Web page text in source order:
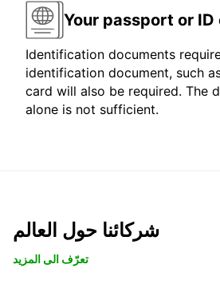
Your passport or ID
Identification documents
identification document, such
card will also be required. The
alone is not sufficient.
شركائنا حول العالم
تعرّف الى المزيد